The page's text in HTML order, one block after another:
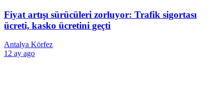
Fiyat artışı sürücüleri zorluyor: Trafik sigortası
ücreti, kasko ücretini geçti
Antalya Körfez
12 ay ago